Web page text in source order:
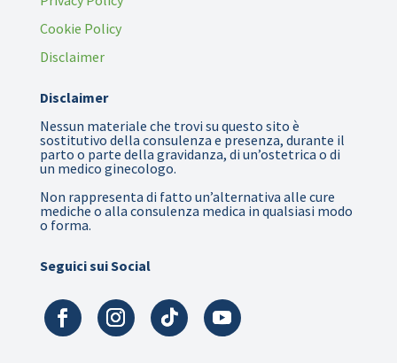
Cookie Policy
Disclaimer
Disclaimer
Nessun materiale che trovi su questo sito è
sostitutivo della consulenza e presenza, durante il
parto o parte della gravidanza, di un’ostetrica o di
un medico ginecologo.
Non rappresenta di fatto un’alternativa alle cure
mediche o alla consulenza medica in qualsiasi modo
o forma.
Seguici sui Social